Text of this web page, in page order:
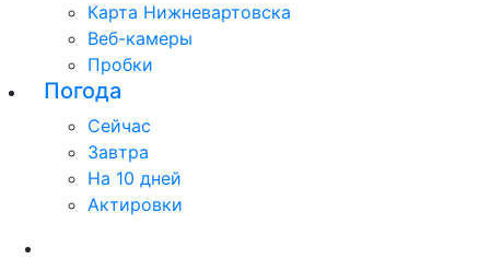
Карта Нижневартовска
Веб-камеры
Пробки
Погода
Сейчас
Завтра
На 10 дней
Актировки